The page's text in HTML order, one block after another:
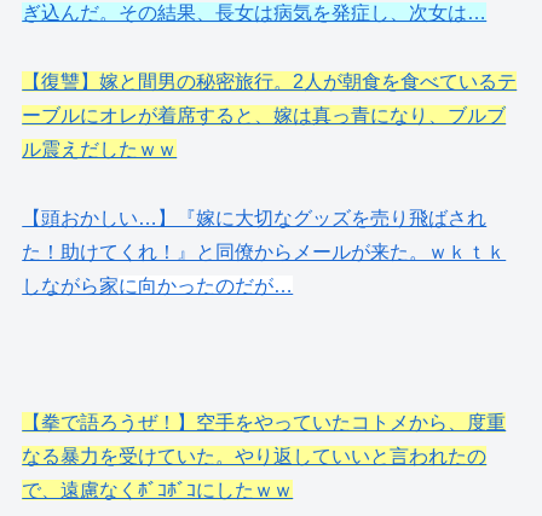
ぎ込んだ。その結果、長女は病気を発症し、次女は…
【復讐】嫁と間男の秘密旅行。2人が朝食を食べているテ
ーブルにオレが着席すると、嫁は真っ青になり、ブルブ
ル震えだしたｗｗ
【頭おかしい…】『嫁に大切なグッズを売り飛ばされ
た！助けてくれ！』と同僚からメールが来た。ｗｋｔｋ
しながら家に向かったのだが…
【拳で語ろうぜ！】空手をやっていたコトメから、度重
なる暴力を受けていた。やり返していいと言われたの
で、遠慮なくﾎﾞｺﾎﾞｺにしたｗｗ